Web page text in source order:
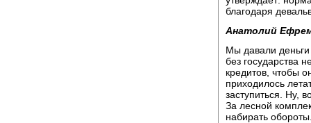
благодаря
Анатолий
Мы давали
без государства
кредитов, чтобы
приходилось
заступиться. Ну,
За лесной
набирать